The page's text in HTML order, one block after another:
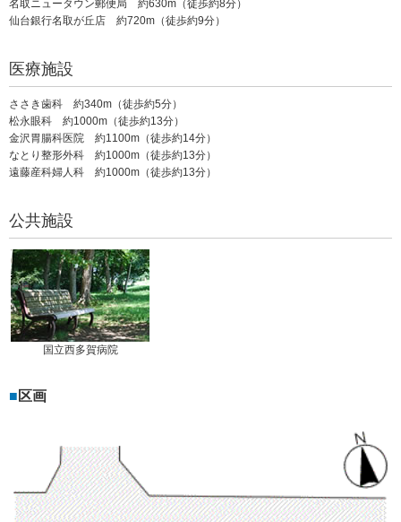
名取ニュータウン郵便局 約630m（徒歩約8分）
仙台銀行名取が丘店 約720m（徒歩約9分）
医療施設
ささき歯科 約340m（徒歩約5分）
松永眼科 約1000m（徒歩約13分）
金沢胃腸科医院 約1100m（徒歩約14分）
なとり整形外科 約1000m（徒歩約13分）
遠藤産科婦人科 約1000m（徒歩約13分）
公共施設
国立西多賀病院
区画